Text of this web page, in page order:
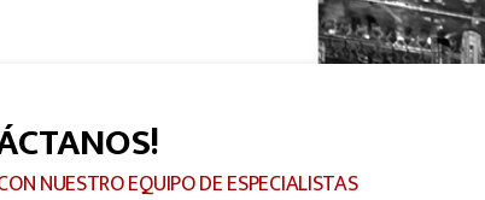
NUESTRO EQUIPO DE ESPECIALISTAS